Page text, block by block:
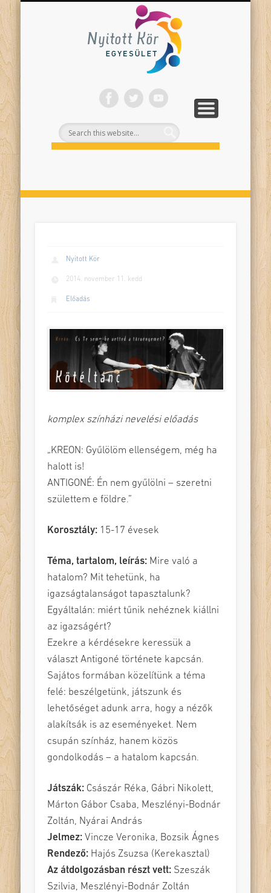
SZÍNHÁZI NEVELÉS
ONLINE PROGRAMJAINK
FELNŐTTEKNEK
PROJEKTEK
RÓLUNK
TÁMOGASS!
Nyitott Kör
2014. november 11. kedd
Előadás
komplex színházi nevelési előadás
„KREON: Gyűlölöm ellenségem, még ha
halott is!
ANTIGONÉ: Én nem gyűlölni – szeretni
születtem e földre.”
Korosztály: 15-17 évesek
Téma, tartalom, leírás: Mire való a
hatalom? Mit tehetünk, ha
igazságtalanságot tapasztalunk?
Egyáltalán: miért tűnik nehéznek kiállni
az igazságért?
Ezekre a kérdésekre keressük a
választ Antigoné története kapcsán.
Sajátos formában közelítünk a téma
felé: beszélgetünk, játszunk és
lehetőséget adunk arra, hogy a nézők
alakítsák is az eseményeket. Nem
csupán színház, hanem közös
gondolkodás – a hatalom kapcsán.
Játszák: Császár Réka, Gábri Nikolett,
Márton Gábor Csaba, Meszlényi-Bodnár
Zoltán, Nyárai András
Jelmez: Vincze Veronika, Bozsik Ágnes
Rendező: Hajós Zsuzsa (Kerekasztal)
Az átdolgozásban részt vett: Szeszák
Szilvia, Meszlényi-Bodnár Zoltán